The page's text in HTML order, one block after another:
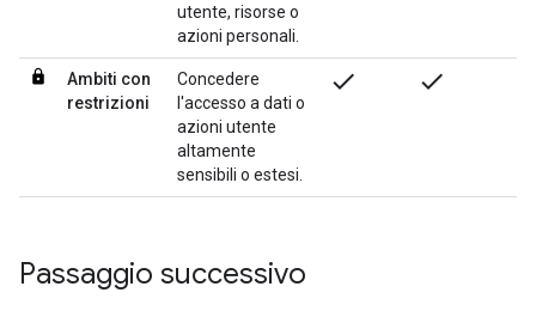
utente, risorse o
azioni personali.
Ambiti con
restrizioni
Concedere
l'accesso a dati o
azioni utente
altamente
sensibili o estesi.
check check
Passaggio successivo